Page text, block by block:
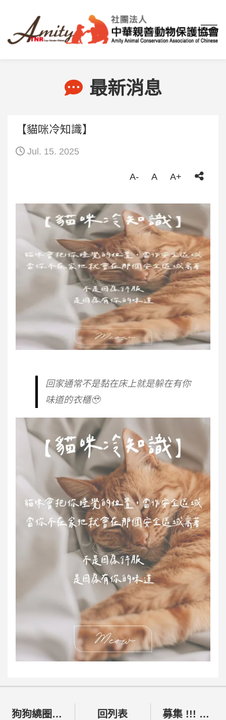
最新消息
【貓咪冷知識】
Jul. 15. 2025
A- A A+
回家通常不是黏在床上就是躲在有你
味道的衣櫃🥹
狗狗繞圈不停 回列表 募集 !!! 罐頭飼料醫療費保健品